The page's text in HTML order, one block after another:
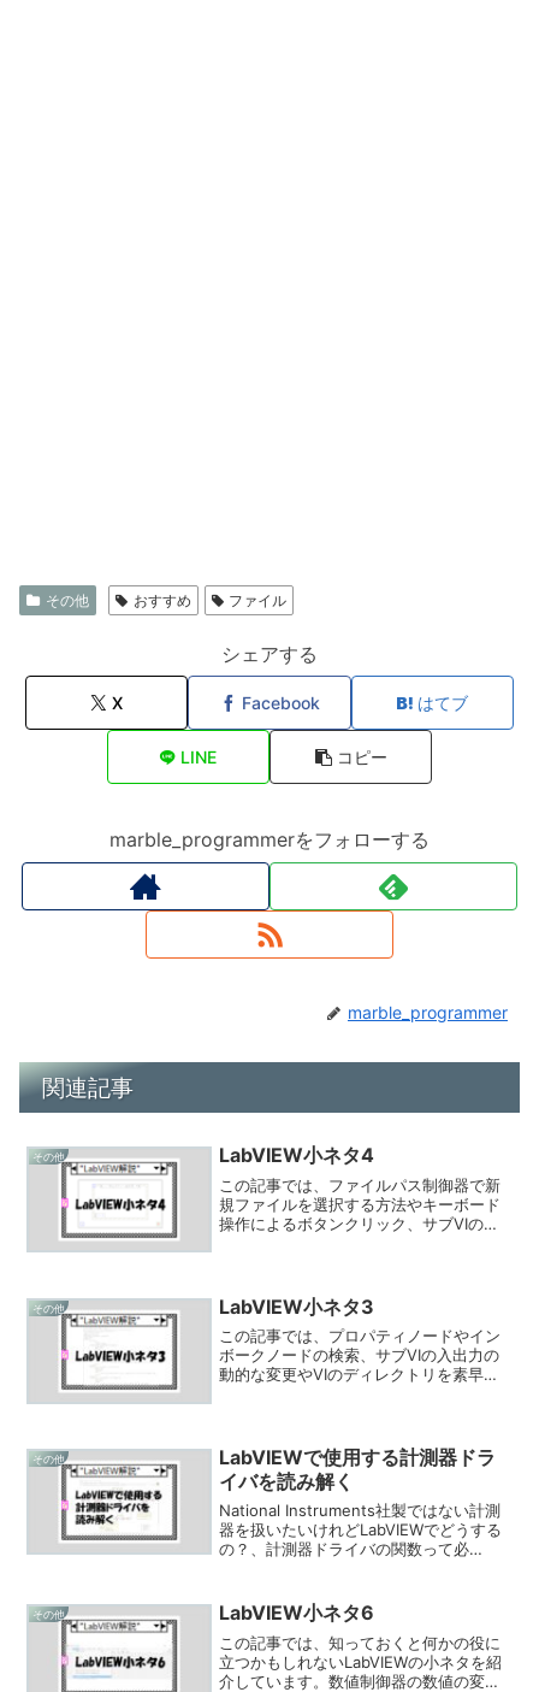
その他 おすすめ ファイル
シェアする
X Facebook はてブ
LINE コピー
marble_programmerをフォローする
marble_programmer
関連記事
その他 LabVIEW小ネタ4
この記事では、ファイルパス制御器で新
規ファイルを選択する方法やキーボード
操作によるボタンクリック、サブVIのブ
状態で残す方法といったLabVIEWの小ネ
タを紹介しています。
その他 LabVIEW小ネタ3
この記事では、プロパティノードやイン
ボークノードの検索、サブVIの入出力の
動的な変更やVIのディレクトリを素早く
その他
LabVIEWで使用する計測器ドラ
イバを読み解く
National Instruments社製ではない計測
器を扱いたいけれどLabVIEWでどうする
の？、計測器ドライバの関数って必
っている方向けの記事です。
その他 LabVIEW小ネタ6
この記事では、知っておくと何かの役に
立つかもしれないLabVIEWの小ネタを紹
介しています。数値制御器の数値の変更